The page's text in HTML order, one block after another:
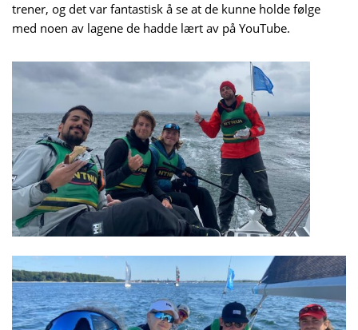
trener, og det var fantastisk å se at de kunne holde følge
med noen av lagene de hadde lært av på YouTube.